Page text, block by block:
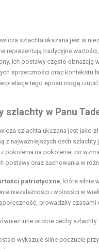
szlachta ukazana jest w
reprezentują tradycyjne
ich postawy często
sprzeczności oraz kontekstu
tego eposu mogą
szlachty w Panu
szlachta ukazana jest jako
z najważniejszych cech szlachty
pokolenia na pokolenie, co
postawy oraz zachowania w
patriotyczne, które silnie
niezależności i wolności w
prowadziły
inne istotne cechy szlachty:
wykazuje silne poczucie